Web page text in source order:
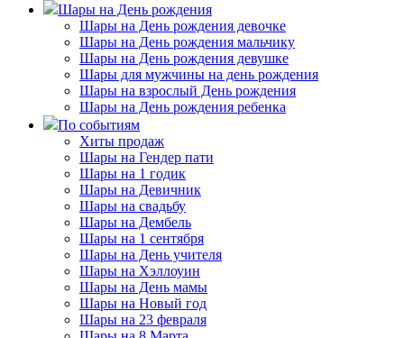
Шары на День рождения
Шары на День рождения девочке
Шары на День рождения мальчику
Шары на День рождения девушке
Шары для мужчины на день рождения
Шары на взрослый День рождения
Шары на День рождения ребенка
По событиям
Хиты продаж
Шары на Гендер пати
Шары на 1 годик
Шары на Девичник
Шары на свадьбу
Шары на Дембель
Шары на 1 сентября
Шары на День учителя
Шары на Хэллоуин
Шары на День мамы
Шары на Новый год
Шары на 23 февраля